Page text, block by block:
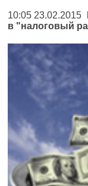
10:05 23.02.2015
в "налоговый